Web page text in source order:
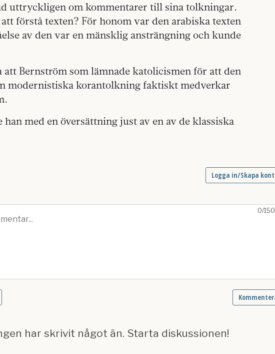
uttryckligen om kommentarer till sina tolkningar.
förstå texten? För honom var den arabiska texten
av den var en mänsklig ansträngning och kunde
att Bernström som lämnade katolicismen för att den
modernistiska korantolkning faktiskt medverkar
med en översättning just av en av de klassiska